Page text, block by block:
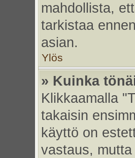
mahdollista,
tarkistaa
asian.
Ylös
» Kuinka
Klikkaamalla
takaisin
käyttö on
vastaus,